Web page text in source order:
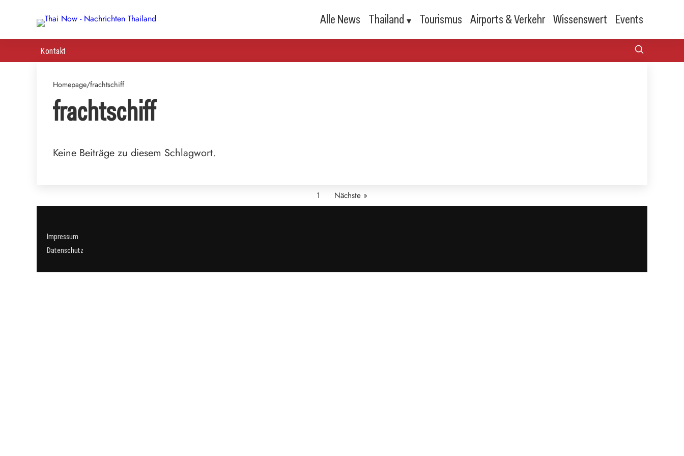
Alle News Thailand Tourismus Airports & Verkehr Wissenswert Events
Kontakt
Homepage/frachtschiff
frachtschiff
Keine Beiträge zu diesem Schlagwort.
1 Nächste »
Impressum
Datenschutz